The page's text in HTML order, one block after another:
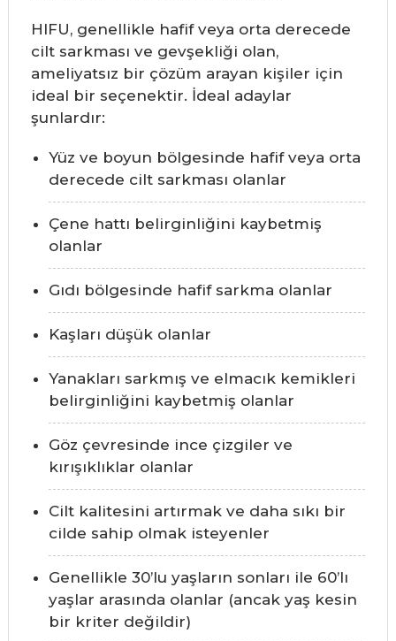
HIFU, genellikle hafif veya orta derecede
cilt sarkması ve gevşekliği olan,
ameliyatsız bir çözüm arayan kişiler için
ideal bir seçenektir. İdeal adaylar
şunlardır:
Yüz ve boyun bölgesinde hafif veya orta
derecede cilt sarkması olanlar
Çene hattı belirginliğini kaybetmiş
olanlar
Gıdı bölgesinde hafif sarkma olanlar
Kaşları düşük olanlar
Yanakları sarkmış ve elmacık kemikleri
belirginliğini kaybetmiş olanlar
Göz çevresinde ince çizgiler ve
kırışıklıklar olanlar
Cilt kalitesini artırmak ve daha sıkı bir
cilde sahip olmak isteyenler
Genellikle 30’lu yaşların sonları ile 60’lı
yaşlar arasında olanlar (ancak yaş kesin
bir kriter değildir)